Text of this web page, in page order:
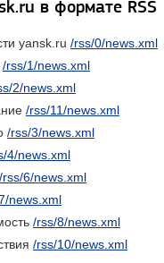
в формате RSS
yansk.ru /rss/0/news.xml
/rss/1/news.xml
2/news.xml
/rss/11/news.xml
/rss/3/news.xml
4/news.xml
/rss/6/news.xml
news.xml
/rss/8/news.xml
/rss/10/news.xml